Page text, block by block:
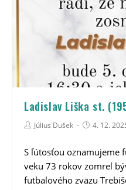
Ladislav Liška st.
Július Dušek 4. 12.
S ľútosťou oznamujeme
veku 73 rokov zomrel
futbalového zväzu